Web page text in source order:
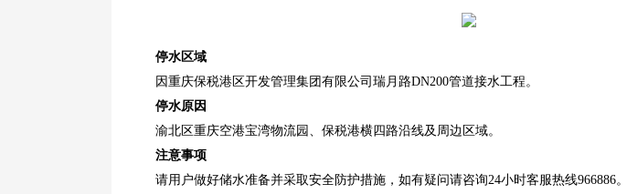
停水区域
因重庆保税港区开发管理集团有限公司瑞月路DN200管道接水工程。
停水原因
渝北区重庆空港宝湾物流园、保税港横四路沿线及周边区域。
注意事项
请用户做好储水准备并采取安全防护措施，如有疑问请咨询24小时客服热线966886。